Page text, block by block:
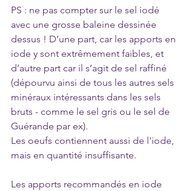
PS : ne pas compter sur le sel iodé
avec une grosse baleine dessinée
dessus ! D’une part, car les apports en
iode y sont extrêmement faibles, et
d’autre part car il s’agit de sel raffiné
(dépourvu ainsi de tous les autres sels
minéraux intéressants dans les sels
bruts - comme le sel gris ou le sel de
Guérande par ex).
Les oeufs contiennent aussi de l'iode,
mais en quantité insuffisante.
Les apports recommandés en iode